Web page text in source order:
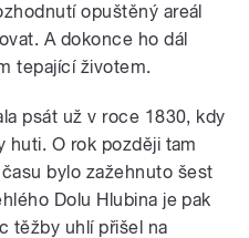
opuštěný areál
A dokonce ho dál
tepající životem.
psát už v roce 1830, kdy
huti. O rok později tam
bylo zažehnuto šest
Dolu Hlubina je pak
těžby uhlí přišel na